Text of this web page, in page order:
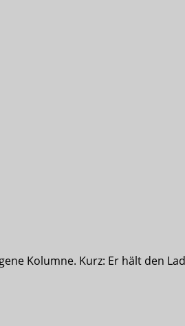
Kolumne. Kurz: Er hält den